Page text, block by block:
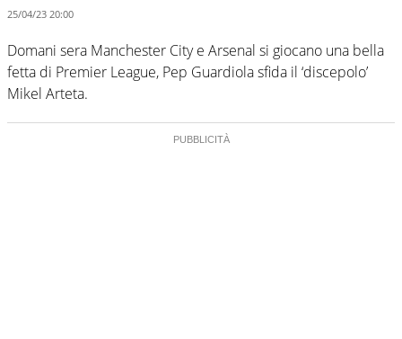
25/04/23 20:00
Domani sera Manchester City e Arsenal si giocano una bella
fetta di Premier League, Pep Guardiola sfida il ‘discepolo’
Mikel Arteta.